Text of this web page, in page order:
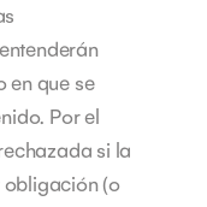
en que se
Por el
si la
(o